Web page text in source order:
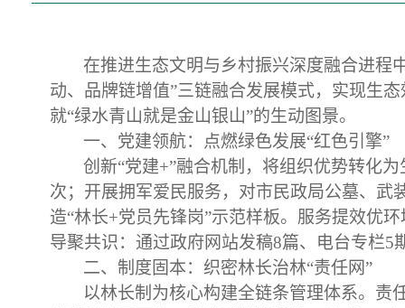
在推进生态文明与乡村振兴深度融合进程
动、品牌链增值”三链融合发展模式，实现生
就“绿水青山就是金山银山”的生动图景。
一、党建领航：点燃绿色发展“红色引擎”
创新“党建+”融合机制，将组织优势转化
次； 开展拥军爱民服务，对市民政局公墓、武
造“林长+党员先锋岗”示范样板。 服务提效优环
导聚共识： 通过政府网站发稿8篇、电台专栏5
二、制度 固本：织密林长治林“责任网”
以林长制为核心构建全链条管理体系。 责